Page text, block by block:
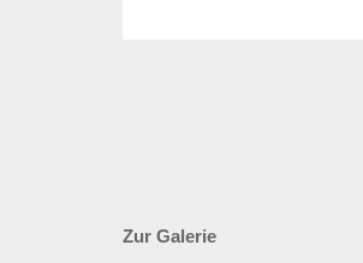
Zur Galerie